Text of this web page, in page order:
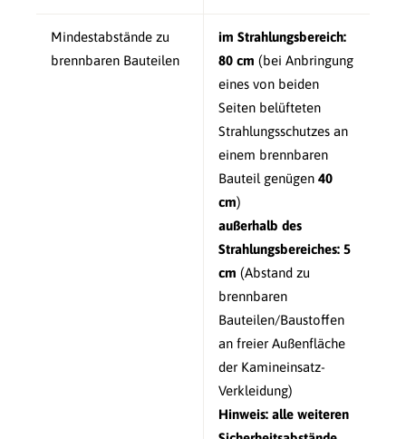
Mindestabstände zu
brennbaren Bauteilen
im Strahlungsbereich:
80 cm (bei Anbringung
eines von beiden
Seiten belüfteten
Strahlungsschutzes an
einem brennbaren
Bauteil genügen 40
cm)
außerhalb des
Strahlungsbereiches: 5
cm (Abstand zu
brennbaren
Bauteilen/Baustoffen
an freier Außenfläche
der Kamineinsatz-
Verkleidung)
Hinweis: alle weiteren